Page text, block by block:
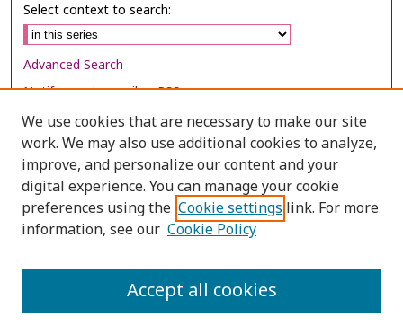
Select context to search:
Advanced Search
Notify me via email orRSS
Browse
Collections
Disciplines
Authors
We use cookies that are necessary to make our site
work. We may also use additional cookies to analyze,
improve, and personalize our content and your
digital experience. You can manage your cookie
preferences using the Cookie settings link. For more
information, see our Cookie Policy
Accept all cookies